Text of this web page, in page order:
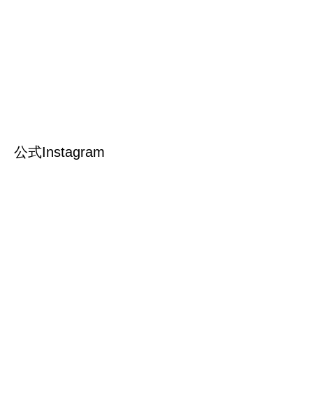
公式Instagram